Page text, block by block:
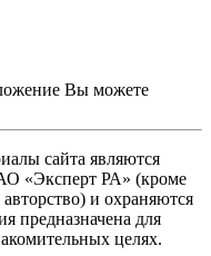
Вы можете
сайта являются
«Эксперт РА» (кроме
и охраняются
предназначена для
целях.